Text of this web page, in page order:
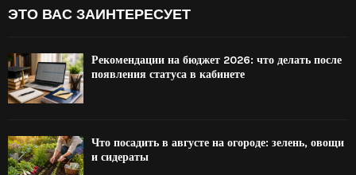
ЭТО ВАС ЗАИНТЕРЕСУЕТ
Рекомендации на бюджет 2026: что делать после
появления статуса в кабинете
Что посадить в августе на огороде: зелень, овощи
и сидераты